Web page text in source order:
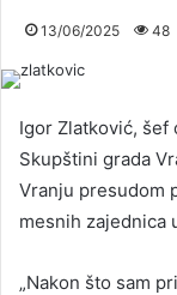
13/06/2025 48
Igor Zlatković, šef
Skupštini grada
Vranju presudom
mesnih zajednica
„Nakon što sam